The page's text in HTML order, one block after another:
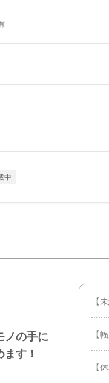
中
ノの手に
す！
【
【
【